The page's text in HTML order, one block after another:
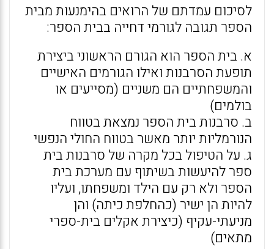
לסיכום עמדתם של הרואים בהימנעות מבית
הספר תגובה לגורמי דחייה בבית הספר:
א. בית הספר הוא הגורם הראשוני ביצירת
תופעת הסרבנות ואילו הגורמים האישיים
והמשפחתיים הם משניים (מסייעים או
בולמים)
ב. סרבנות בית הספר נמצאת בטווח
הנורמליות יותר מאשר בטווח החולי הנפשי
ג. על הטיפול בכל מקרה של סרבנות בית
ספר להיעשות בשיתוף עם מערכת בית
הספר ולא רק עם הילד ומשפחתו, ועליו
להיות הן ישיר (כהחלפת כיתה) והן
מניעתי-עקיף (כיצירת אקלים בית-ספרי
מתאים)